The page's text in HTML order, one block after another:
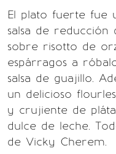
El plato fuerte fue
salsa de
sobre risotto de
espárragos a
salsa de guajillo.
un delicioso
y crujiente de
dulce de leche.
de Vicky Cherem.